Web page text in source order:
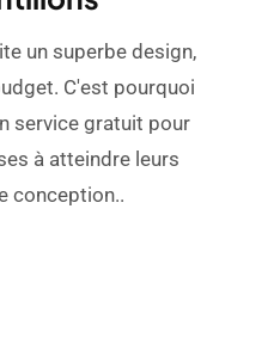
un superbe design,
C'est pourquoi
service gratuit pour
à atteindre leurs
conception..